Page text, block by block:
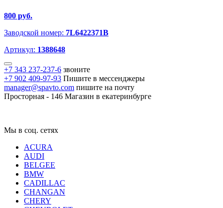
800 руб.
Заводской номер: 7L6422371B
Артикул: 1388648
+7 343 237-237-6 звоните
+7 902 409-97-93 Пишите в мессенджеры
manager@spavto.com пишите на почту
Просторная - 146 Магазин в екатеринбурге
Мы в соц. сетях
ACURA
AUDI
BELGEE
BMW
CADILLAC
CHANGAN
CHERY